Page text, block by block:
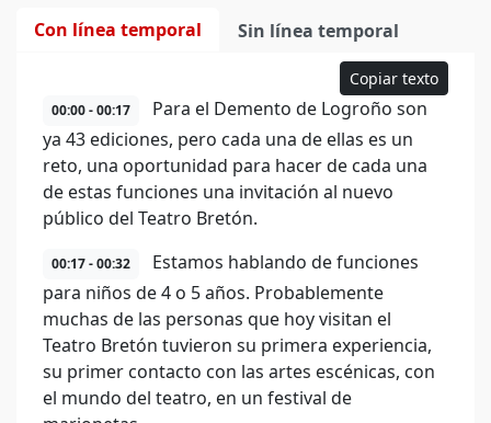
Con línea temporal Sin línea temporal
Copiar texto
00:00 - 00:17
Para el Demento de Logroño son
ya 43 ediciones, pero cada una de ellas es un
reto, una oportunidad para hacer de cada una
de estas funciones una invitación al nuevo
público del Teatro Bretón.
00:17 - 00:32
Estamos hablando de funciones
para niños de 4 o 5 años. Probablemente
muchas de las personas que hoy visitan el
Teatro Bretón tuvieron su primera experiencia,
su primer contacto con las artes escénicas, con
el mundo del teatro, en un festival de